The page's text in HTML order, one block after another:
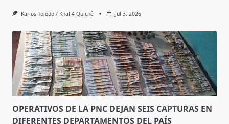
Karlos Toledo / Knal 4 Quiché Jul 3, 2026
OPERATIVOS DE LA PNC DEJAN SEIS CAPTURAS EN
DIFERENTES DEPARTAMENTOS DEL PAÍS